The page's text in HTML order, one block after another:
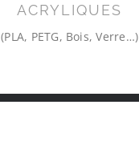
ACRYLIQUES
(PLA, PETG, Bois, Verre…)